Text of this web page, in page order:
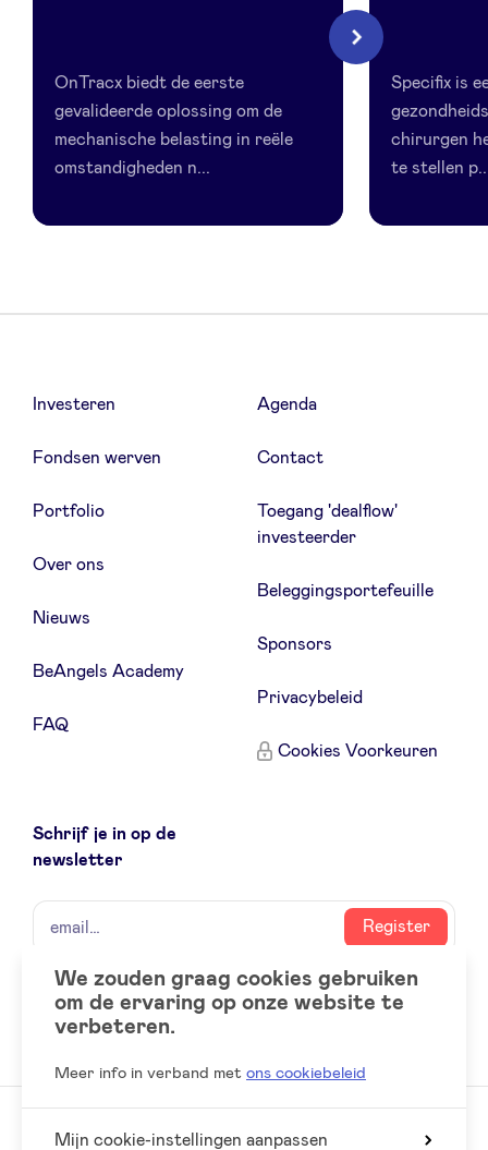
OnTracx biedt de eerste
gevalideerde oplossing om de
mechanische belasting in reële
omstandigheden n...
Specifix is
chirurgen
te stellen
Volgende
Investeren
Fondsen werven
Portfolio
Over ons
Nieuws
BeAngels Academy
FAQ
Agenda
Contact
Toegang 'dealflow'
investeerder
Beleggingsportefeuille
Sponsors
Privacybeleid
Cookies Voorkeuren
Schrijf je in op de
newsletter
naam
email
Register
Social
accounts
LinkedIn
We zouden graag cookies gebruiken
om de ervaring op onze website te
verbeteren.
Meer info in verband met ons cookiebeleid
Mijn cookie-instellingen aanpassen